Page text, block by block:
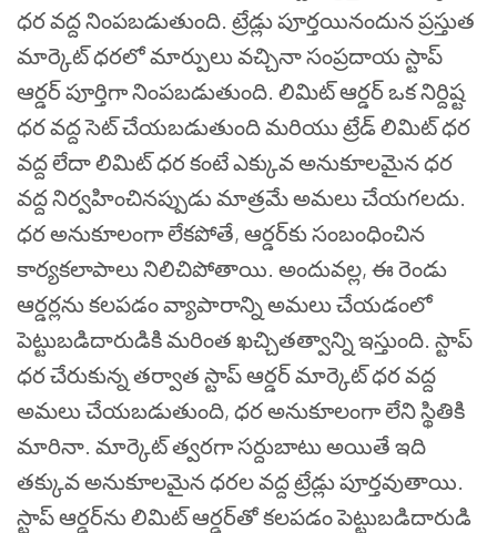
ధర వద్ద నింపబడుతుంది. ట్రేడ్లు పూర్తయినందున ప్రస్తుత
మార్కెట్ ధరలో మార్పులు వచ్చినా సంప్రదాయ స్టాప్
ఆర్డర్ పూర్తిగా నింపబడుతుంది. లిమిట్ ఆర్డర్ ఒక నిర్దిష్ట
ధర వద్ద సెట్ చేయబడుతుంది మరియు ట్రేడ్ లిమిట్ ధర
వద్ద లేదా లిమిట్ ధర కంటే ఎక్కువ అనుకూలమైన ధర
వద్ద నిర్వహించినప్పుడు మాత్రమే అమలు చేయగలదు.
ధర అనుకూలంగా లేకపోతే, ఆర్డర్‌కు సంబంధించిన
కార్యకలాపాలు నిలిచిపోతాయి. అందువల్ల, ఈ రెండు
ఆర్డర్లను కలపడం వ్యాపారాన్ని అమలు చేయడంలో
పెట్టుబడిదారుడికి మరింత ఖచ్చితత్వాన్ని ఇస్తుంది. స్టాప్
ధర చేరుకున్న తర్వాత స్టాప్ ఆర్డర్ మార్కెట్ ధర వద్ద
అమలు చేయబడుతుంది, ధర అనుకూలంగా లేని స్థితికి
మారినా. మార్కెట్ త్వరగా సర్దుబాటు అయితే ఇది
తక్కువ అనుకూలమైన ధరల వద్ద ట్రేడ్లు పూర్తవుతాయి.
స్టాప్ ఆర్డర్‌ను లిమిట్ ఆర్డర్‌తో కలపడం పెట్టుబడిదారుడి